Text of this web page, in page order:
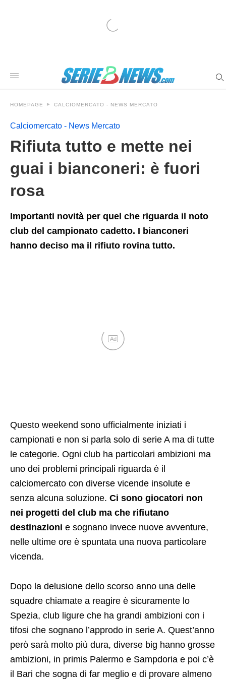
e-
rosa/amp/
HOMEPAGE CALCIOMERCATO - NEWS MERCATO
Calciomercato - News Mercato
Rifiuta tutto e mette nei
guai i bianconeri: è fuori
rosa
Importanti novità per quel che riguarda il noto
club del campionato cadetto. I bianconeri
hanno deciso ma il rifiuto rovina tutto.
Ad
Questo weekend sono ufficialmente iniziati i
campionati e non si parla solo di serie A ma di tutte
le categorie. Ogni club ha particolari ambizioni ma
uno dei problemi principali riguarda è il
calciomercato con diverse vicende insolute e
senza alcuna soluzione. Ci sono giocatori non
nei progetti del club ma che rifiutano
destinazioni e sognano invece nuove avventure,
nelle ultime ore è spuntata una nuova particolare
vicenda.
Dopo la delusione dello scorso anno una delle
squadre chiamate a reagire è sicuramente lo
Spezia, club ligure che ha grandi ambizioni con i
tifosi che sognano l’approdo in serie A. Quest’anno
però sarà molto più dura, diverse big hanno grosse
ambizioni, in primis Palermo e Sampdoria e poi c’è
il Bari che sogna di far meglio e di provare almeno